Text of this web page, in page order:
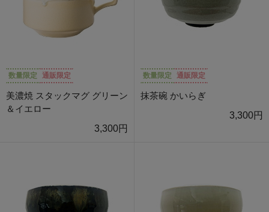
数量限定 通販限定
美濃焼 スタックマグ グリーン
＆イエロー
3,300円
数量限定 通販限定
抹茶碗 かいらぎ
3,300円